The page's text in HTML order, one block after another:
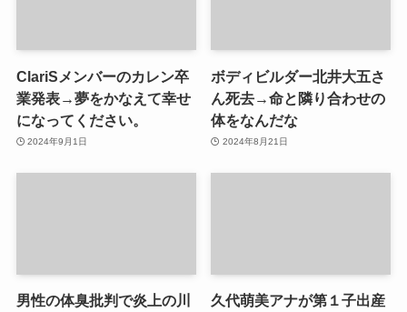
ClariSメンバーのカレン卒
業発表→夢をかなえて幸せ
になってください。
2024年9月1日
ボディビルダー北井大五さ
ん死去→命と隣り合わせの
体をなんだな
2024年8月21日
男性の体臭批判で炎上の川
久代萌美アナが第１子出産